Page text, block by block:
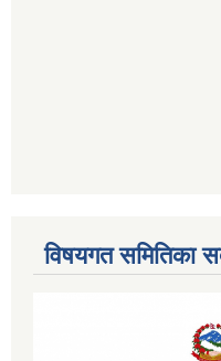
विषयगत समितिका